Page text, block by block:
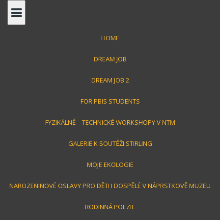
HOME
DREAM JOB
DREAM JOB 2
FOR PBIS STUDENTS
FYZIKÁLNĚ – TECHNICKÉ WORKSHOPY V NTM
GALERIE K SOUTĚŽI STIRLING
MOJE EKOLOGIE
NAROZENINOVÉ OSLAVY PRO DĚTI I DOSPĚLÉ V NÁPRSTKOVĚ MUZEU
RODINNÁ POEZIE
Jirka Toman
střípky z mého života